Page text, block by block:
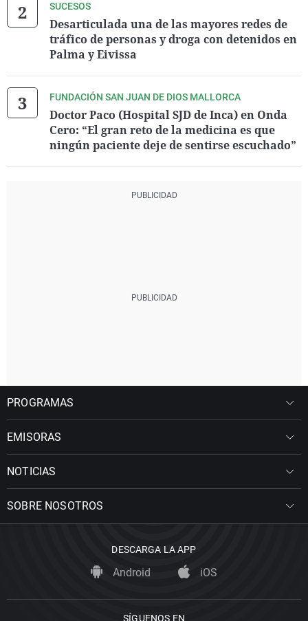
SUCESOS
Desarticulada una de las mayores redes de
tráfico de personas y droga con detenidos en
Palma y Eivissa
FUNDACIÓN SAN JUAN DE DIOS MALLORCA
Doctor Paco (Hospital SJD de Inca) en Onda
Cero: “El gran reto de la medicina es que
ningún paciente deje de sentirse escuchado”
PROGRAMAS
EMISORAS
NOTICIAS
SOBRE NOSOTROS
DESCARGA LA APP
Android iOS
SÍGUENOS EN